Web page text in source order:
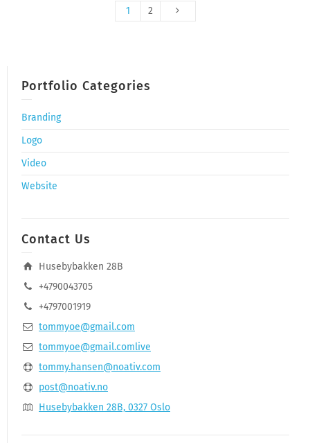
1 2
Portfolio Categories
Branding
Logo
Video
Website
Contact Us
Husebybakken 28B
+4790043705
+4797001919
tommyoe@gmail.com
tommyoe@gmail.comlive
tommy.hansen@noativ.com
post@noativ.no
Husebybakken 28B, 0327 Oslo